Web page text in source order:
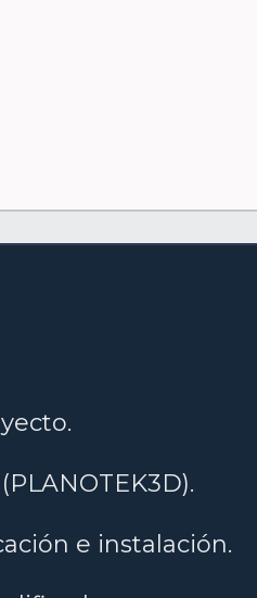
e instalación.